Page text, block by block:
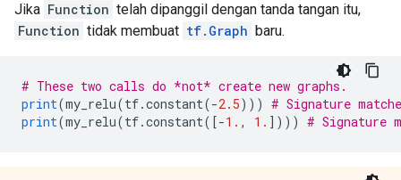
  input: "Greater"
  input: "x"
    value {
      type: DT_BOOL
    }
Jika Function telah dipanggil dengan tanda tangan itu,
Function tidak membuat tf.Graph baru.
# These two calls do *not* create new graphs.
print(my_relu(tf.constant(-2.5))) # Signature
print(my_relu(tf.constant([-1. , 1. ]))) # Signature